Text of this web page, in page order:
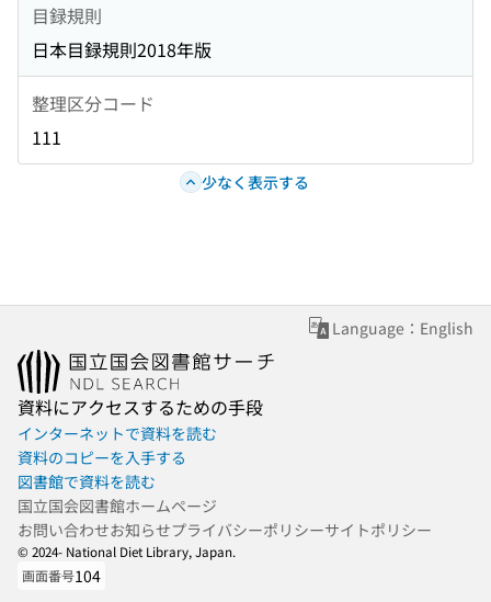
目録規則
日本目録規則2018年版
整理区分コード
111
少なく表示する
Language：English
資料にアクセスするための手段
インターネットで資料を読む
資料のコピーを入手する
図書館で資料を読む
国立国会図書館ホームページ
お問い合わせお知らせプライバシーポリシーサイトポリシー
© 2024- National Diet Library, Japan.
画面番号104